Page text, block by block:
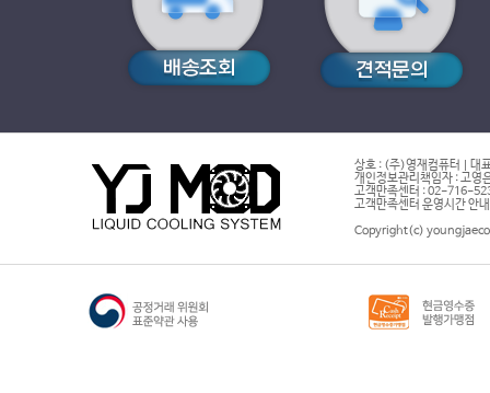
상호 : (주)영재컴퓨터 | 대
개인정보관리책임자 : 고영
고객만족센터 : 02-716-
고객만족센터 운영시간 안
Copyright(c)